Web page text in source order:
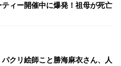
ィー開催中に爆発！祖母が死亡
パクリ絵師こと勝海麻衣さん、人